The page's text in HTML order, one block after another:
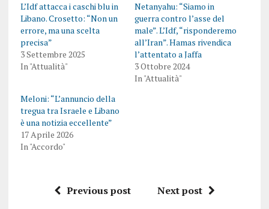
L’Idf attacca i caschi blu in
Libano. Crosetto: “Non un
errore, ma una scelta
precisa”
3 Settembre 2025
In "Attualità"
Netanyahu: “Siamo in
guerra contro l’asse del
male”. L’Idf, “risponderemo
all’Iran”. Hamas rivendica
l’attentato a Jaffa
3 Ottobre 2024
In "Attualità"
Meloni: “L’annuncio della
tregua tra Israele e Libano
è una notizia eccellente”
17 Aprile 2026
In "Accordo"
Previous post Next post